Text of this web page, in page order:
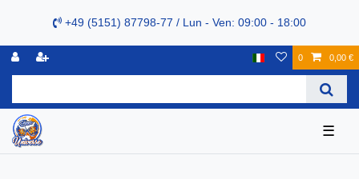
+49 (5151) 87798-77 / Lun - Ven: 09:00 - 18:00
0 0,00 €
☰